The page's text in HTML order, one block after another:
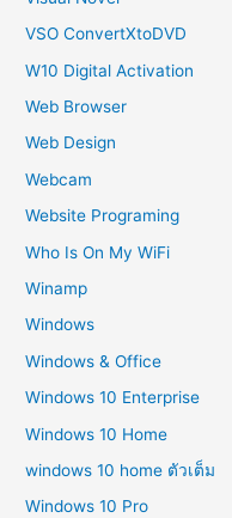
VSO ConvertXtoDVD
W10 Digital Activation
Web Browser
Web Design
Webcam
Website Programing
Who Is On My WiFi
Winamp
Windows
Windows & Office
Windows 10 Enterprise
Windows 10 Home
windows 10 home ตัวเต็ม
Windows 10 Pro